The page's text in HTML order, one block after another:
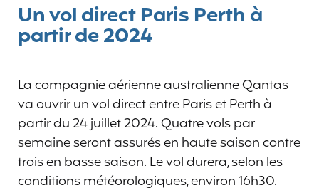
Un vol direct Paris Perth à
partir de 2024
La compagnie aérienne australienne Qantas
va ouvrir un vol direct entre Paris et Perth à
partir du 24 juillet 2024. Quatre vols par
semaine seront assurés en haute saison contre
trois en basse saison. Le vol durera, selon les
conditions météorologiques, environ 16h30.